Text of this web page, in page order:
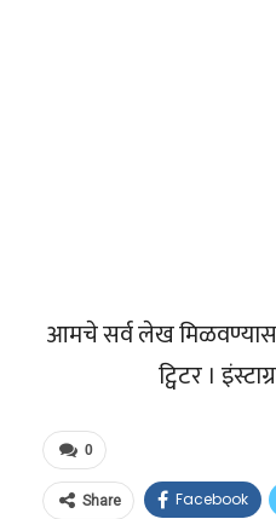
आमचे सर्व लेख
ट्विटर ।
0
Share Facebook